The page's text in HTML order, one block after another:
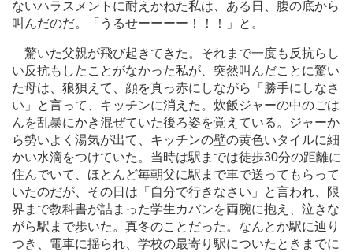
ないハラスメントに耐えかねた私は、ある日、腹の底から
叫んだのだ。「うるせーーーー！！！」と。
驚いた父親が飛び起きてきた。それまで一度も反抗らし
い反抗もしたことがなかった私が、突然叫んだことに驚い
た母は、狼狽えて、顔を真っ赤にしながら「勝手にしなさ
い」と言って、キッチンに消えた。炊飯ジャーの中のごは
んを乱暴にかき混ぜていた後ろ姿を覚えている。ジャーか
ら勢いよく湯気が出て、キッチンの壁の黄色いタイルに細
かい水滴をつけていた。当時は駅までは徒歩30分の距離に
住んでいて、ほとんど毎朝父に駅まで車で送ってもらって
いたのだが、その日は「自分で行きなさい」と言われ、限
界まで教科書が詰まった学生カバンを両腕に抱え、泣きな
がら駅まで歩いた。真冬のことだった。なんとか駅に辿り
つき、電車に揺られ、学校の最寄り駅についたときまでに